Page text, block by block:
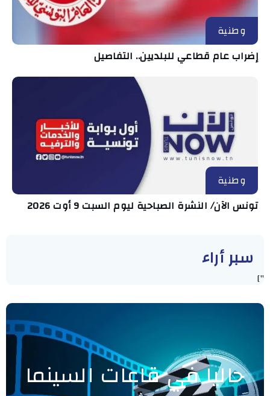
وطنية
إضراب عام قطاعي للبلديين.. التفاصيل
وطنية
تونس الآن/ النشرة الصباحية ليوم السبت 9 أوت 2026
سبر أراء
"]
حاليا في قاعات السينما